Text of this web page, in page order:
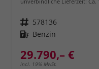
Fahrzeugnr. 578136
Kraftstoff Benzin
29.790,– €
incl. 19% MwSt.